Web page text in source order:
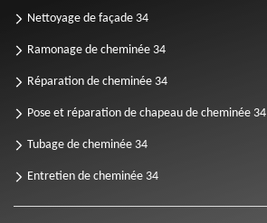
Nettoyage de façade 34
Ramonage de cheminée 34
Réparation de cheminée 34
Pose et réparation de chapeau de cheminée 34
Tubage de cheminée 34
Entretien de cheminée 34